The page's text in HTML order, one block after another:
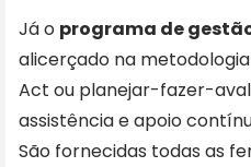
Já o programa de
alicerçado na
Act ou planejar-fazer-
assistência e apoio
São fornecidas todas as